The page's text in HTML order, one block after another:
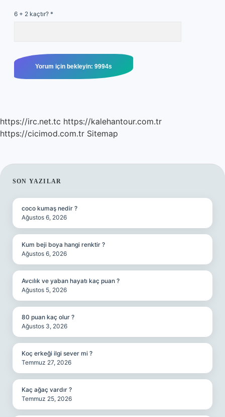
6 + 2 kaçtır? *
https://irc.net.tc https://kalehantour.com.tr
https://cicimod.com.tr Sitemap
SIDEBAR
SON YAZILAR
coco kumaş nedir ?
Ağustos 6, 2026
Kum beji boya hangi renktir ?
Ağustos 6, 2026
Avcılık ve yaban hayatı kaç puan ?
Ağustos 5, 2026
80 puan kaç olur ?
Ağustos 3, 2026
Koç erkeği ilgi sever mi ?
Temmuz 27, 2026
Kaç ağaç vardır ?
Temmuz 25, 2026